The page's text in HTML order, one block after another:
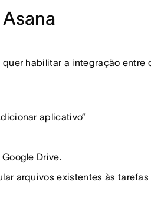
habilitar a integração entre
aplicativo”
Drive.
arquivos existentes às